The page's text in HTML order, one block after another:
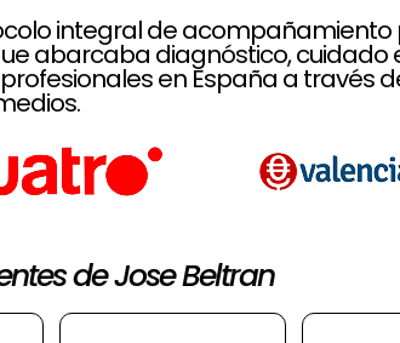
integral de acompañamiento
abarcaba diagnóstico, cuidado
en España a través
de Jose Beltran